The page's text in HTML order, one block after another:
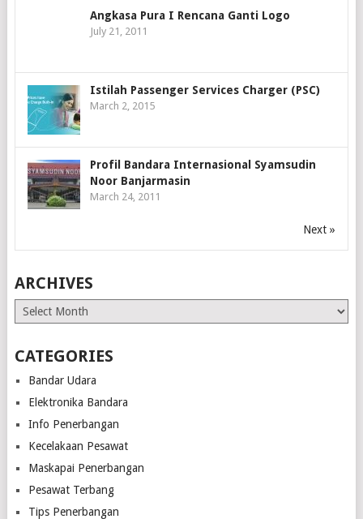
Angkasa Pura I Rencana Ganti Logo
July 21, 2011
Istilah Passenger Services Charger (PSC)
March 2, 2015
Profil Bandara Internasional Syamsudin
Noor Banjarmasin
March 24, 2011
Next »
ARCHIVES
Archives
CATEGORIES
Bandar Udara
Elektronika Bandara
Info Penerbangan
Kecelakaan Pesawat
Maskapai Penerbangan
Pesawat Terbang
Tips Penerbangan